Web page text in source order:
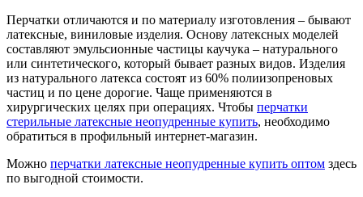
Перчатки отличаются и по материалу изготовления – бывают
латексные, виниловые изделия. Основу латексных моделей
составляют эмульсионные частицы каучука – натурального
или синтетического, который бывает разных видов. Изделия
из натурального латекса состоят из 60% полиизопреновых
частиц и по цене дорогие. Чаще применяются в
хирургических целях при операциях. Чтобы перчатки
стерильные латексные неопудренные купить, необходимо
обратиться в профильный интернет-магазин.
Можно перчатки латексные неопудренные купить оптом здесь
по выгодной стоимости.